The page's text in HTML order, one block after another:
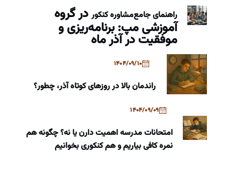
راهنمای جامعمشاوره کنکوردر گروه
آموزشی مپ: برنامه‌ریزی و
موفقیت در آذر ماه
1404/09/10
راندمان بالا در روزهای کوتاه آذر، چطور؟
1404/09/09
امتحانات مدرسه اهمیت دارن یا نه؟ چگونه هم
نمره کافی بیاریم و هم کنکوری بخوانیم